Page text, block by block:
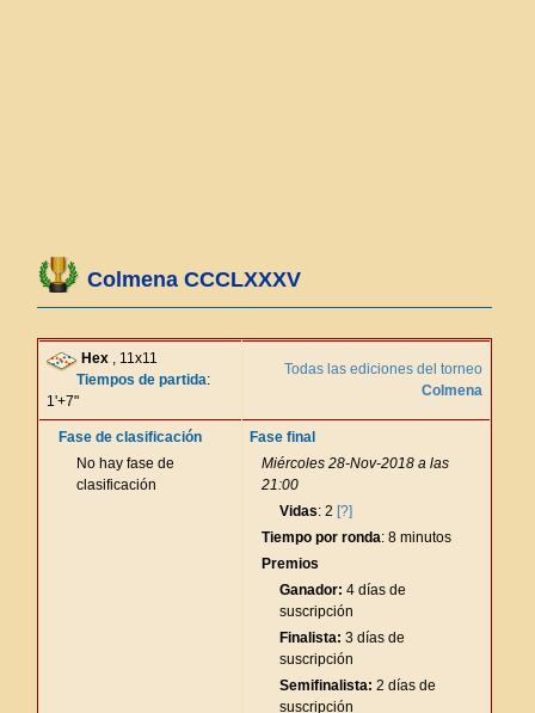
Colmena CCCLXXXV
Hex , 11x11
Tiempos de partida:
1'+7"
Todas las ediciones del torneo
Colmena
Fase de clasificación
No hay fase de
clasificación
Fase final
Miércoles 28-Nov-2018 a las
21:00
Vidas: 2 [?]
Tiempo por ronda: 8 minutos
Premios
Ganador: 4 días de
suscripción
Finalista: 3 días de
suscripción
Semifinalista: 2 días de
suscripción